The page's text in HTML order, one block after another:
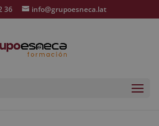
36 info@grupoesneca.lat